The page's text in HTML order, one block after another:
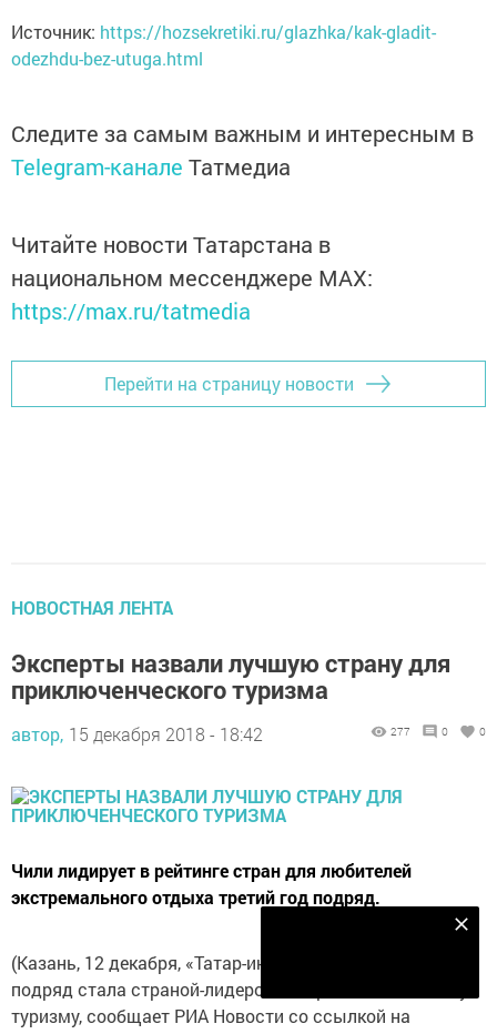
Источник: https://hozsekretiki.ru/glazhka/kak-gladit-
odezhdu-bez-utuga.html
Следите за самым важным и интересным в
Telegram-канале Татмедиа
Читайте новости Татарстана в
национальном мессенджере MАХ:
https://max.ru/tatmedia
Перейти на страницу новости
НОВОСТНАЯ ЛЕНТА
Эксперты назвали лучшую страну для
приключенческого туризма
автор, 15 декабря 2018 - 18:42 277 0 0
Чили лидирует в рейтинге стран для любителей
экстремального отдыха третий год подряд.
(Казань, 12 декабря, «Татар-информ»). Чили третий год
подряд стала страной-лидером по приключенческому
туризму, сообщает РИА Новости со ссылкой на